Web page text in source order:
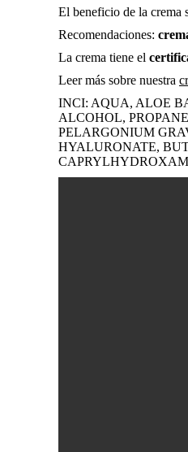
El beneficio de la crema
Recomendaciones:
La crema tiene el
Leer más sobre nuestra
INCI: AQUA, ALOE
ALCOHOL,
PELARGONIUM
HYALURONATE,